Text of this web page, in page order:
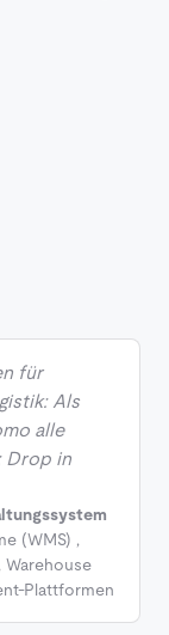
für
Als
alle
Drop in
(WMS) ,
Warehouse
Plattformen